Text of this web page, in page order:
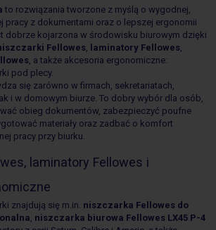
to rozwiązania tworzone z myślą o wygodnej,
pracy z dokumentami oraz o lepszej ergonomii
dobrze kojarzona w środowisku biurowym dzięki
Fellowes, laminatory Fellowes,
, a także akcesoria ergonomiczne:
pod plecy.
się zarówno w firmach, sekretariatach,
i w domowym biurze. To dobry wybór dla osób,
obieg dokumentów, zabezpieczyć poufne
materiały oraz zadbać o komfort
pracy przy biurku.
laminatory Fellowes i
znajdują się m.in. niszczarka Fellowes do
, niszczarka biurowa Fellowes LX45 P-4